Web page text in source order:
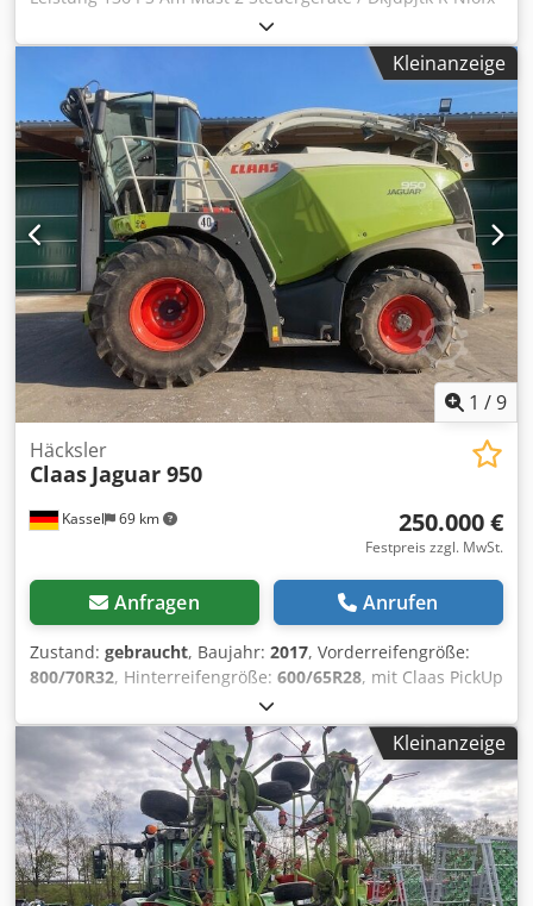
Kleinanzeige
1 /9
Kassel 69 km
Häcksler
Claas Jaguar 950
250.000 €
Festpreis zzgl. MwSt.
Anfragen Anrufen
Zustand: gebraucht, Baujahr: 2017, Vorderreifengröße:
800/70R32, Hinterreifengröße: 600/65R28, mit Claas PickUp
300 mit Claas Orbis 7,50m Mercedes Motor 430kW, 585PS
36 / Messertrommel Korncracker Auto Fill
Reifendruckregelanlage Rückfahrtkamera /
Siliermittelanlage / Dkedpfx Astpgm Eephor
Kleinanzeige